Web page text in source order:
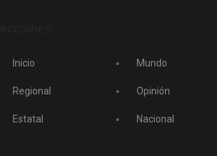
Inicio
Regional
Estatal
Mundo
Opinión
Nacional